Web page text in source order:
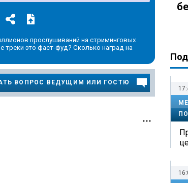
прослушиваний на стриминговых
это фаст-фуд? Сколько наград на
ВОПРОС ВЕДУЩИМ ИЛИ ГОСТЮ